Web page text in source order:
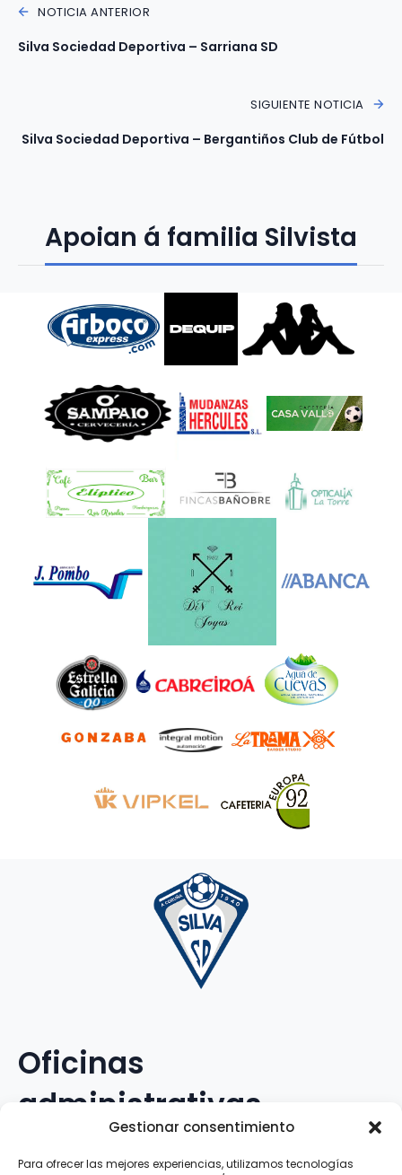
Gestionar consentimiento
Para ofrecer las mejores experiencias, utilizamos tecnologías
NOTICIA ANTERIOR
Silva Sociedad Deportiva – Sarriana SD
SIGUIENTE NOTICIA
Silva Sociedad Deportiva – Bergantiños Club de Fútbol
Apoian á familia Silvista
Oficinas
administrativas
Avenida Galileo Galilei, 12